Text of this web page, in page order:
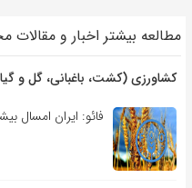
مطالعه بیشتر اخبار و مقالات
کشاورزی (کشت، باغبانی، گل و
فائو: ایران امسال بیشتر از متوسط